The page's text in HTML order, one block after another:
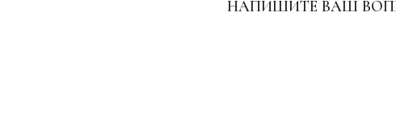
НАПИШИТЕ ВАШ